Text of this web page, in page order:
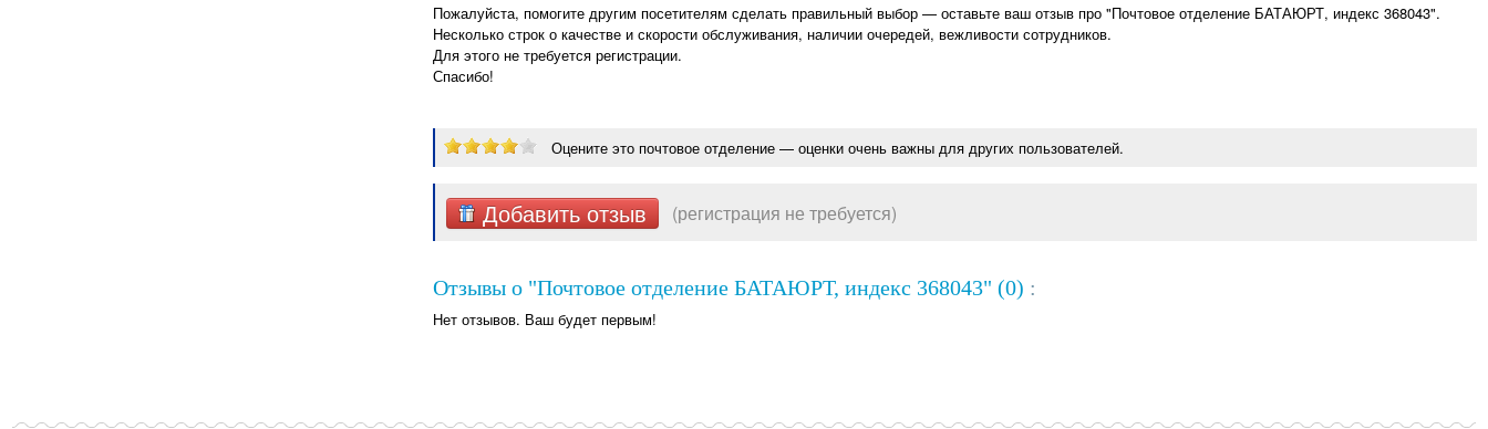
Пожалуйста, помогите другим посетителям сделать правильный выбор — оставьте ваш отзыв про "Почтовое отделение БАТАЮРТ, индекс 368043".
Несколько строк о качестве и скорости обслуживания, наличии очередей, вежливости сотрудников.
Для этого не требуется регистрации.
Спасибо!
Оцените это почтовое отделение — оценки очень важны для других пользователей.
Добавить отзыв (регистрация не требуется)
Отзывы о "Почтовое отделение БАТАЮРТ, индекс 368043" (0) :
Нет отзывов. Ваш будет первым!